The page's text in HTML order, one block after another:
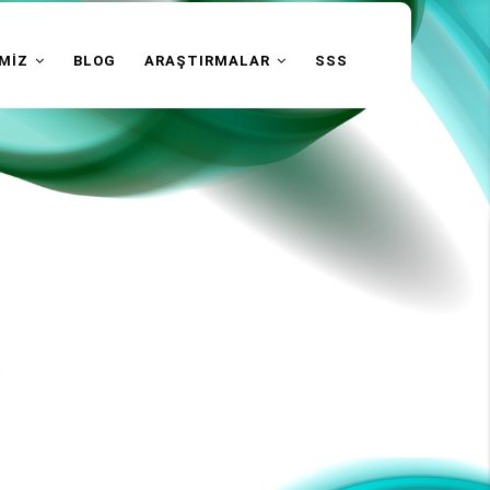
BLOG ARAŞTIRMALAR SSS